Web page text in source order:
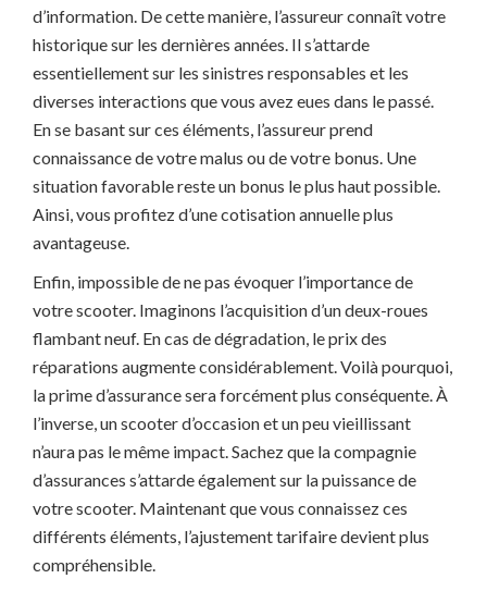
d’information. De cette manière, l’assureur connaît votre
historique sur les dernières années. Il s’attarde
essentiellement sur les sinistres responsables et les
diverses interactions que vous avez eues dans le passé.
En se basant sur ces éléments, l’assureur prend
connaissance de votre malus ou de votre bonus. Une
situation favorable reste un bonus le plus haut possible.
Ainsi, vous profitez d’une cotisation annuelle plus
avantageuse.
Enfin, impossible de ne pas évoquer l’importance de
votre scooter. Imaginons l’acquisition d’un deux-roues
flambant neuf. En cas de dégradation, le prix des
réparations augmente considérablement. Voilà pourquoi,
la prime d’assurance sera forcément plus conséquente. À
l’inverse, un scooter d’occasion et un peu vieillissant
n’aura pas le même impact. Sachez que la compagnie
d’assurances s’attarde également sur la puissance de
votre scooter. Maintenant que vous connaissez ces
différents éléments, l’ajustement tarifaire devient plus
compréhensible.